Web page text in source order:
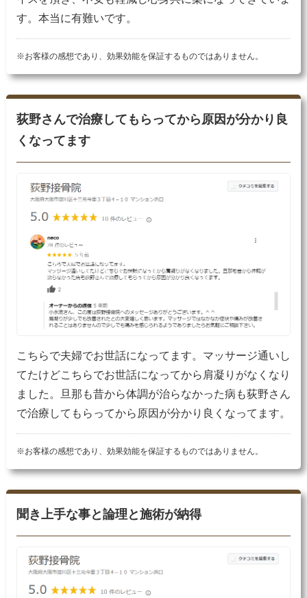
す。本当に有難いです。
※お客様の感想であり、効果効能を保証するものではありません。
荻野さんで治療してもらってから原因が分かり良
くなってます
こちらで夫婦でお世話になってます。マッサージ通いし
てたけどこちらでお世話になってから肩凝りがなくなり
ました。旦那も昔から体調が治らなかった病も荻野さん
で治療してもらってから原因が分かり良くなってます。
※お客様の感想であり、効果効能を保証するものではありません。
聞き上手な事と論理と施術が納得